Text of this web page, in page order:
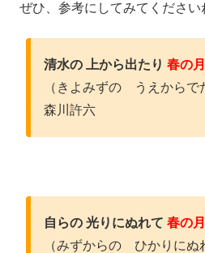
ぜひ、参考にしてみてください
清水の 上から出たり 春の月
（きよみずの うえからで
森川許六
自らの 光りにぬれて 春の月
（みずからの ひかりにぬ